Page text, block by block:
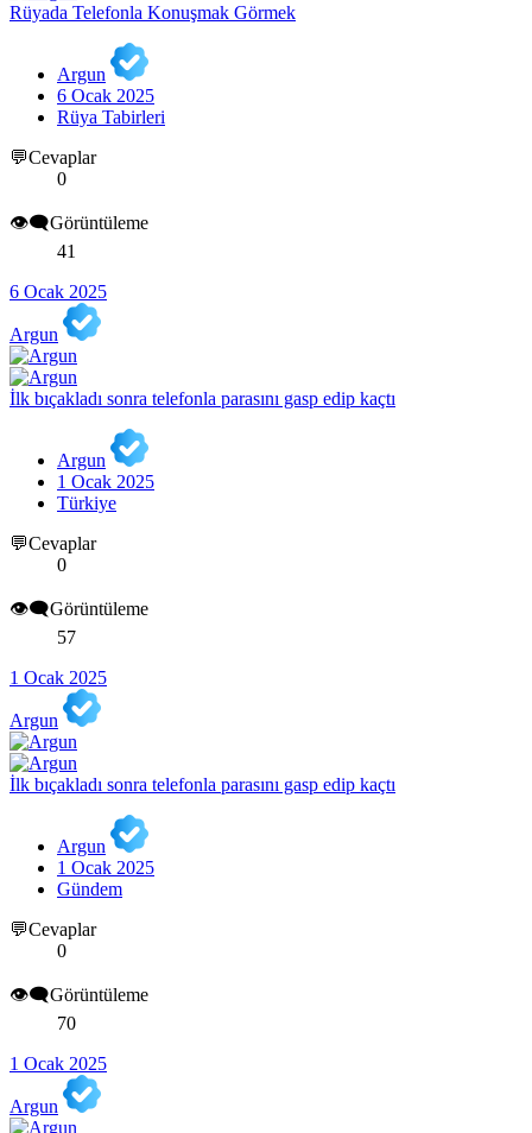
Rüyada Telefonla Konuşmak Görmek
Argun
6 Ocak 2025
Rüya Tabirleri
💬Cevaplar
0
👁️‍🗨️Görüntüleme
41
6 Ocak 2025
Argun
İlk bıçakladı sonra telefonla parasını gasp edip kaçtı
Argun
1 Ocak 2025
Türkiye
💬Cevaplar
0
👁️‍🗨️Görüntüleme
57
1 Ocak 2025
Argun
İlk bıçakladı sonra telefonla parasını gasp edip kaçtı
Argun
1 Ocak 2025
Gündem
💬Cevaplar
0
👁️‍🗨️Görüntüleme
70
1 Ocak 2025
Argun